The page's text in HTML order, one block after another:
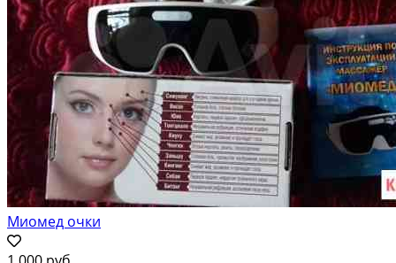
Миомед очки